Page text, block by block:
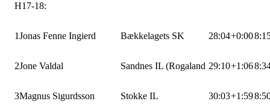
H17-18:
1Jonas Fenne Ingierd Bækkelagets SK 28:04+0:00
2Jone Valdal Sandnes IL (Rogaland 29:10+1:06
3Magnus Sigurdsson Stokke IL 30:03+1:59